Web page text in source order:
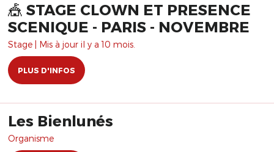
🎪 STAGE CLOWN ET PRESENCE
SCENIQUE - PARIS - NOVEMBRE
Stage | Mis à jour il y a 10 mois.
PLUS D'INFOS
Les Bienlunés
Organisme